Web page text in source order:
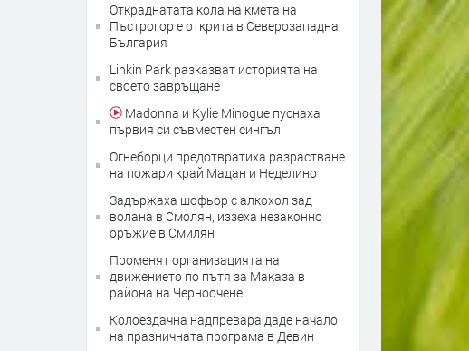
Откраднатата кола на кмета на
Пъстрогор е открита в Северозападна
България
Linkin Park разказват историята на
своето завръщане
Madonna и Kylie Minogue пуснаха
първия си съвместен сингъл
Огнеборци предотвратиха разрастване
на пожари край Мадан и Неделино
Задържаха шофьор с алкохол зад
волана в Смолян, иззеха незаконно
оръжие в Смилян
Променят организацията на
движението по пътя за Маказа в
района на Черноочене
Колоездачна надпревара даде начало
на празничната програма в Девин